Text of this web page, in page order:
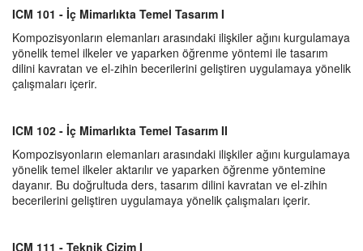
ICM 101 - İç Mimarlıkta Temel Tasarım I
Kompozisyonların elemanları arasındaki ilişkiler ağını kurgulamaya
yönelik temel ilkeler ve yaparken öğrenme yöntemi ile tasarım
dilini kavratan ve el-zihin becerilerini geliştiren uygulamaya yönelik
çalışmaları içerir.
ICM 102 - İç Mimarlıkta Temel Tasarım II
Kompozisyonların elemanları arasındaki ilişkiler ağını kurgulamaya
yönelik temel ilkeler aktarılır ve yaparken öğrenme yöntemine
dayanır. Bu doğrultuda ders, tasarım dilini kavratan ve el-zihin
becerilerini geliştiren uygulamaya yönelik çalışmaları içerir.
ICM 111 - Teknik Çizim I